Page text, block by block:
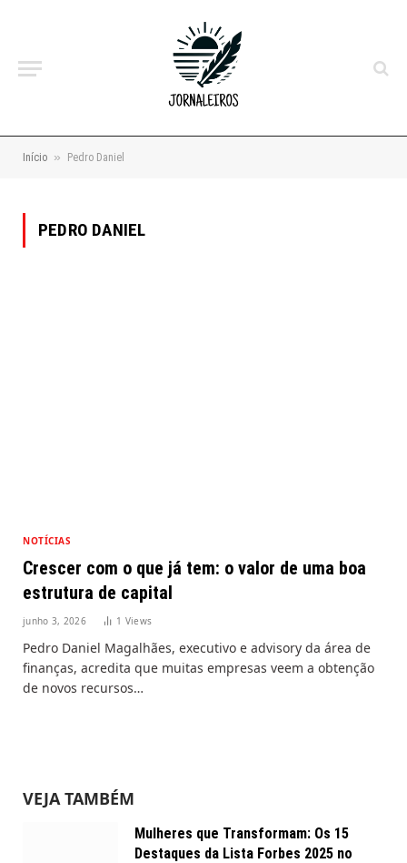
Início » Pedro Daniel
PEDRO DANIEL
NOTÍCIAS
Crescer com o que já tem: o valor de uma boa
estrutura de capital
junho 3, 2026 1 Views
Pedro Daniel Magalhães, executivo e advisory da área de
finanças, acredita que muitas empresas veem a obtenção
de novos recursos…
VEJA TAMBÉM
Mulheres que Transformam: Os 15
Destaques da Lista Forbes 2025 no